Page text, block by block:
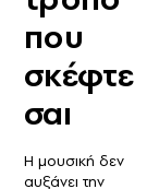
που
σκέφτε
σαι
Η μουσική δεν
αυξάνει την